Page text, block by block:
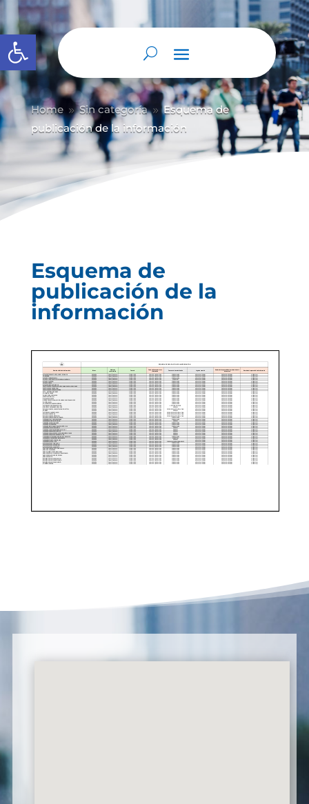
Abrir barra de herramientas
Home 9 Sin categoría 9 Esquema de
publicación de la información
Esquema de
publicación de la
información